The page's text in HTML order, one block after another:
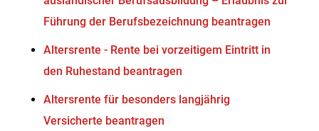
Führung der Berufsbezeichnung beantragen
Altersrente - Rente bei vorzeitigem Eintritt in
den Ruhestand beantragen
Altersrente für besonders langjährig
Versicherte beantragen